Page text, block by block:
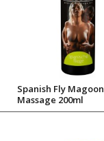
Spanish Fly Magoon
Massage 200ml